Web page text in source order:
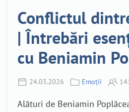
Conflictul
| Întrebări
cu Beniamin
24.03.2026 Emoții
Alături de Beniamin